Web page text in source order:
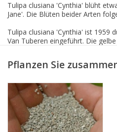
Tulipa clusiana 'Cynthia' blüht
Jane'. Die Blüten beider Arten
Tulipa clusiana 'Cynthia' ist 1959
Van Tuberen eingeführt. Die
Sie Tulipa clusiana 'Cynthia' aber
Ort.
Tulipa clusiana kommt
Pakistan.
Pflanzen Sie